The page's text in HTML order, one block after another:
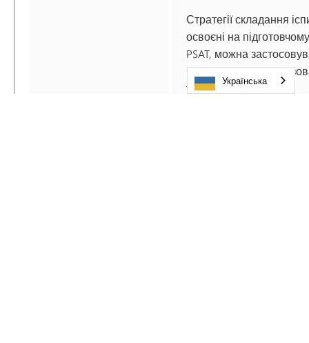
Стратегії складання
освоєні на
PSAT, можна
час інших
тестів, зокрема ACT!
Українська